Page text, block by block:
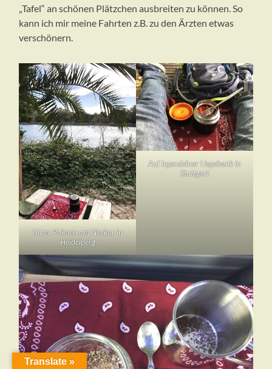
„Tafel“ an schönen Plätzchen ausbreiten zu können. So
kann ich mir meine Fahrten z.B. zu den Ärzten etwas
verschönern.
Unter Palmen am Neckar in
Heidelberg
Auf irgendeiner Liegebank in
Stuttgart
Translate »